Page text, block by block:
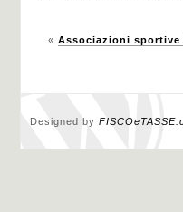
« Associazioni
Designed by